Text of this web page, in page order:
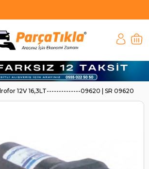
12V 16,3LT--------------09620 | SR 09620